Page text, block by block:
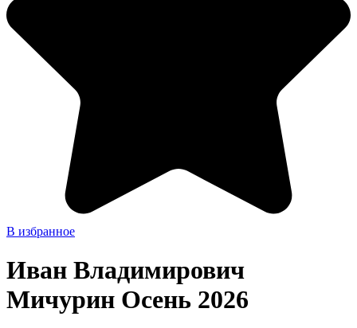
В избранное
Иван Владимирович
Мичурин Осень 2026